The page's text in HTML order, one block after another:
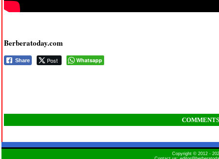
Berberatoday.com
Share Post Whatsapp
COMMENTS
Copyright © 2012 -